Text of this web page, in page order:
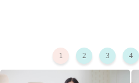
1 2 3 4